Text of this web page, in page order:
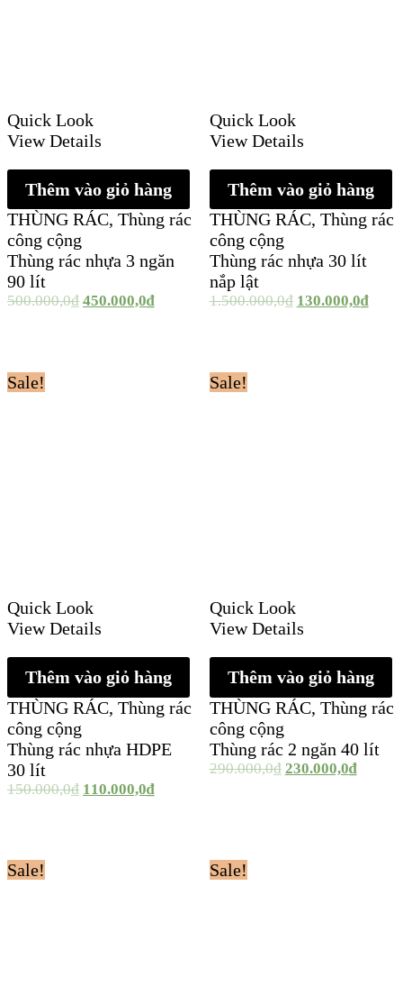
Quick Look
View Details
Thêm vào giỏ hàng
THÙNG RÁC, Thùng rác
công cộng
Thùng rác nhựa 3 ngăn
90 lít
500.000,0₫ 450.000,0₫
Quick Look
View Details
Thêm vào giỏ hàng
THÙNG RÁC, Thùng rác
công cộng
Thùng rác nhựa 30 lít
nắp lật
1.500.000,0₫ 130.000,0₫
Sale!
Quick Look
View Details
Thêm vào giỏ hàng
THÙNG RÁC, Thùng rác
công cộng
Thùng rác nhựa HDPE
30 lít
150.000,0₫ 110.000,0₫
Sale!
Quick Look
View Details
Thêm vào giỏ hàng
THÙNG RÁC, Thùng rác
công cộng
Thùng rác 2 ngăn 40 lít
290.000,0₫ 230.000,0₫
Sale! Sale!